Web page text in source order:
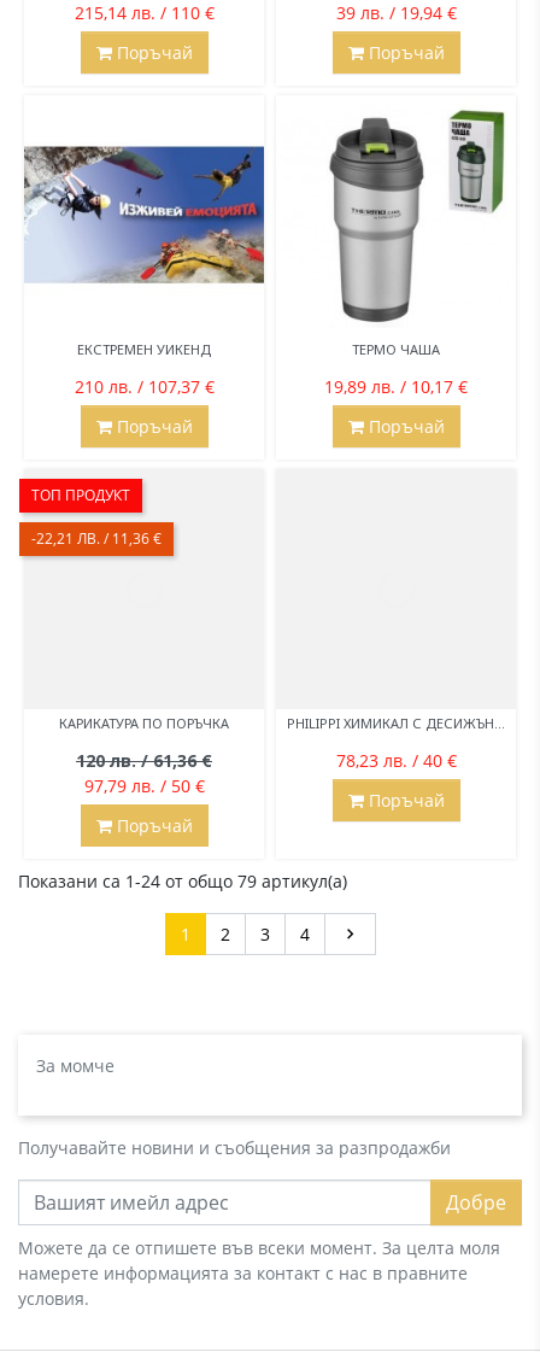
215,14 лв. / 110 €
Поръчай
39 лв. / 19,94 €
Поръчай
ЕКСТРЕМЕН УИКЕНД
210 лв. / 107,37 €
Поръчай
ТЕРМО ЧАША
19,89 лв. / 10,17 €
Поръчай
КАРИКАТУРА ПО ПОРЪЧКА
120 лв. / 61,36 €
97,79 лв. / 50 €
ТОП ПРОДУКТ
-22,21 ЛВ. / 11,36 €
Поръчай
PHILIPPI ХИМИКАЛ С ДЕСИЖЪН...
78,23 лв. / 40 €
Поръчай
Показани са 1-24 от общо 79 артикул(а)
1 2 3 4 Напред

За момче
Получавайте новини и съобщения за разпродажби
Добре
Можете да се отпишете във всеки момент. За целта моля
намерете информацията за контакт с нас в правните
условия.